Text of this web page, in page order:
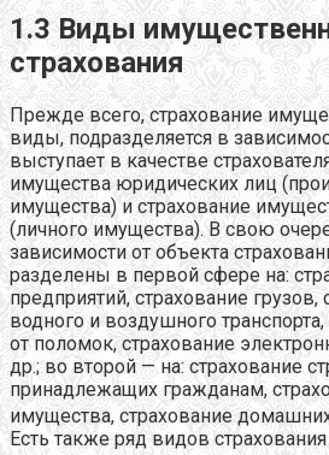
1.3 Виды
страхования
Прежде всего, страхование
виды, подразделяется в
выступает в качестве
имущества юридических лиц
имущества) и страхование
(личного имущества). В свою
зависимости от объекта
разделены в первой сфере на:
предприятий, страхование грузов,
водного и воздушного
от поломок, страхование
др.; во второй — на: страхование
принадлежащих гражданам,
имущества, страхование
Есть также ряд видов